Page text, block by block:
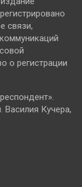
связи,
о регистрации
Василия Кучера,